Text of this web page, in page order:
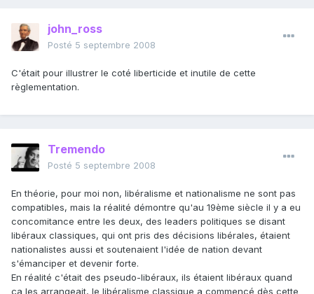
john_ross
Posté 5 septembre 2008
C'était pour illustrer le coté liberticide et inutile de cette
règlementation.
Tremendo
Posté 5 septembre 2008
En théorie, pour moi non, libéralisme et nationalisme ne sont pas
compatibles, mais la réalité démontre qu'au 19ème siècle il y a eu
concomitance entre les deux, des leaders politiques se disant
libéraux classiques, qui ont pris des décisions libérales, étaient
nationalistes aussi et soutenaient l'idée de nation devant
s'émanciper et devenir forte.
En réalité c'était des pseudo-libéraux, ils étaient libéraux quand
ça les arrangeait, le libéralisme classique a commencé dès cette